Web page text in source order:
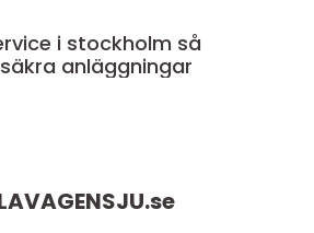
i stockholm så
anläggningar
se